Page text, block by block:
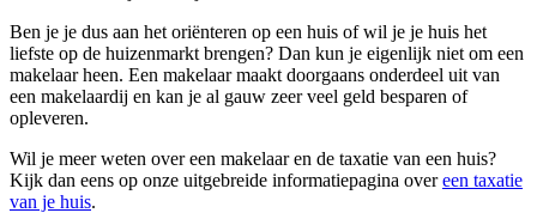
Ben je je dus aan het oriënteren op een huis of wil je je huis het
liefste op de huizenmarkt brengen? Dan kun je eigenlijk niet om een
makelaar heen. Een makelaar maakt doorgaans onderdeel uit van
een makelaardij en kan je al gauw zeer veel geld besparen of
opleveren.
Wil je meer weten over een makelaar en de taxatie van een huis?
Kijk dan eens op onze uitgebreide informatiepagina overeen taxatie
van je huis.